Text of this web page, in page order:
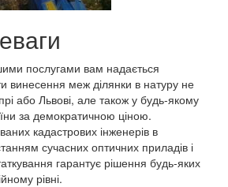
послугами вам надається
винесення меж ділянки в натуру не
або Львові, але також у будь-якому
за демократичною ціною.
кадастрових інженерів в
сучасних оптичних приладів і
гарантує рішення будь-яких
рівні.